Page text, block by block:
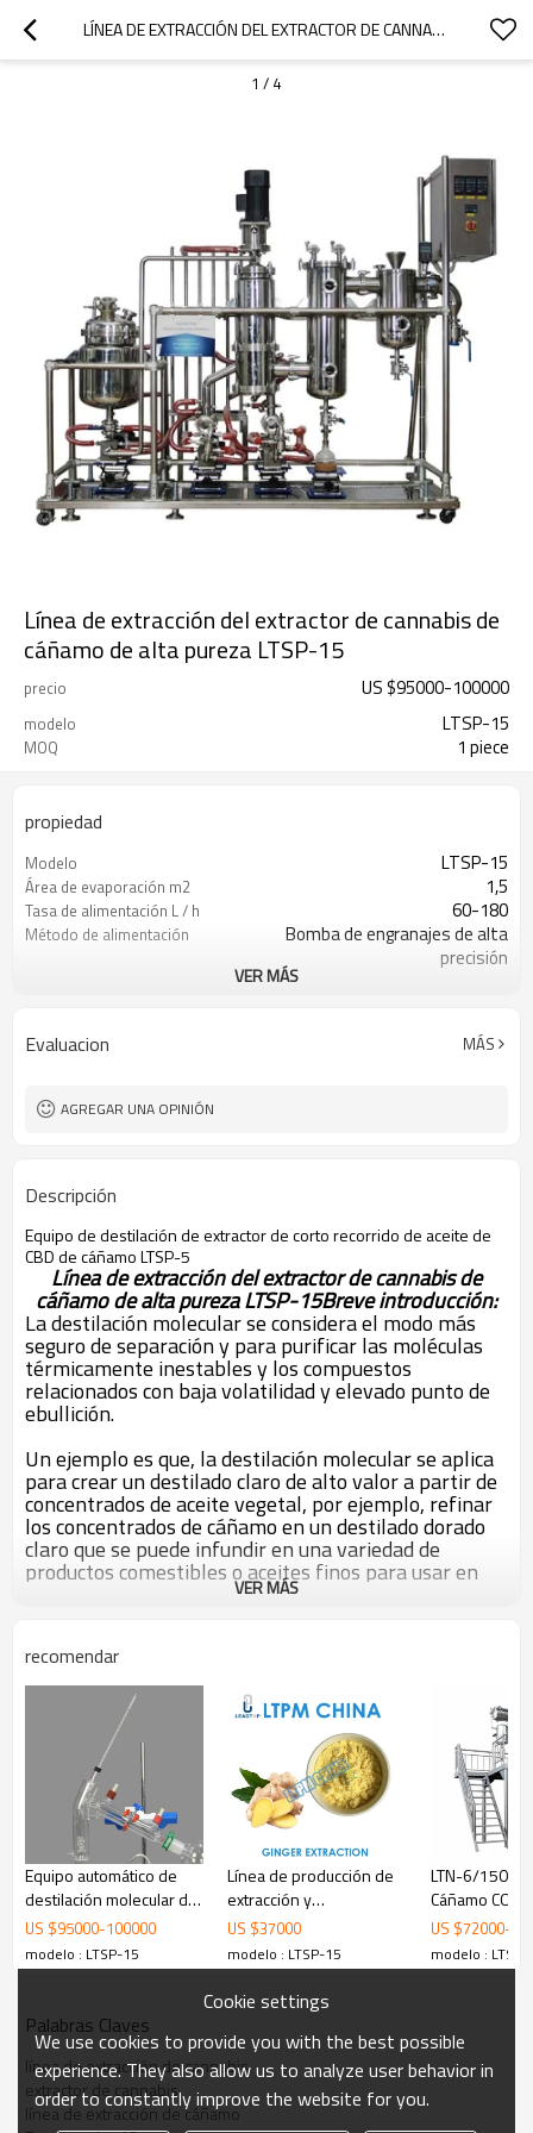
LÍNEA DE EXTRACCIÓN DEL EXTRACTOR DE CANNABIS DE CÁÑAMO DE ALTA PUREZA LTSP-15
1 / 4
Línea de extracción del extractor de cannabis de
cáñamo de alta pureza LTSP-15
precio US $95000-100000
modelo LTSP-15
MOQ 1 piece
propiedad
Modelo LTSP-15
Área de evaporación m2 1,5
Tasa de alimentación L / h 60-180
Método de alimentación
Bomba de engranajes de alta
precisión
Bomba de descarga continua
50-350
temperatura de operacion Hasta 350C
Modo de alimentación
VER MÁS
Evaluacion MÁS
AGREGAR UNA OPINIÓN
Descripción
Equipo de destilación de extractor de corto recorrido de aceite de
CBD de cáñamo LTSP-5
Línea de extracción del extractor de cannabis de
cáñamo de alta pureza LTSP-15Breve introducción:
La destilación molecular se considera el modo más
seguro de separación y para purificar las moléculas
térmicamente inestables y los compuestos
relacionados con baja volatilidad y elevado punto de
ebullición.
Un ejemplo es que, la destilación molecular se aplica
para crear un destilado claro de alto valor a partir de
concentrados de aceite vegetal, por ejemplo, refinar
los concentrados de cáñamo en un destilado dorado
claro que se puede infundir en una variedad de
productos comestibles o aceites finos para usar en
vape cartuchos u otros productos.
equipos profesionales de destilación. Especialmente,
ofrecemos una amplia gama de equipos de destilación
molecular de vidrio y acero inoxidable (evaporador de
película limpiada) y servicios personalizados como
sistemas de 2 etapas o etapas múltiples.
VER MÁS
recomendar
Equipo automático de
destilación molecular de
corto recorrido de aceite
esencial de cáñamo
LTSP-50
US $95000-100000
modelo : LTSP-15
Línea de producción de
extracción y
concentración LTN-
10/4000 de alta
eficiencia y baja
temperatura
US $37000
modelo : LTSP-15
LTN-6/1500
Cáñamo CO2
Lavanda CBD
de extracción
US $72000-
modelo : LTSP-
Palabras Claves
línea de extracción de cannabis
extractor de cannabis
línea de extracción de cáñamo
Cookie settings
We use cookies to provide you with the best possible
experience. They also allow us to analyze user behavior in
order to constantly improve the website for you.